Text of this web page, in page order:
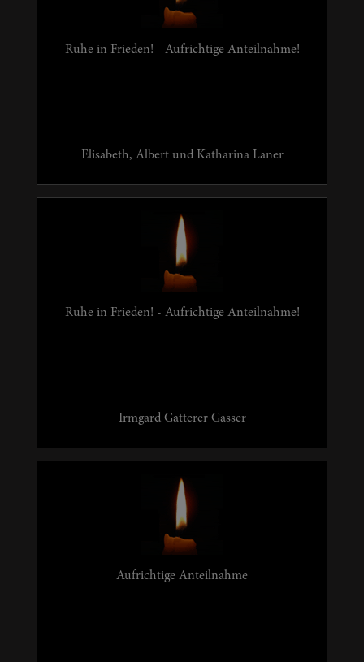
Ruhe in Frieden! - Aufrichtige Anteilnahme!
Elisabeth, Albert und Katharina Laner
Ruhe in Frieden! - Aufrichtige Anteilnahme!
Irmgard Gatterer Gasser
Aufrichtige Anteilnahme